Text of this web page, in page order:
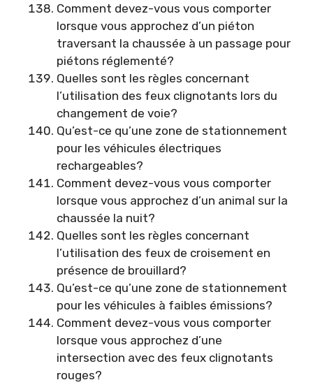
Comment devez-vous vous comporter
lorsque vous approchez d’un piéton
traversant la chaussée à un passage pour
piétons réglementé?
Quelles sont les règles concernant
l’utilisation des feux clignotants lors du
changement de voie?
Qu’est-ce qu’une zone de stationnement
pour les véhicules électriques
rechargeables?
Comment devez-vous vous comporter
lorsque vous approchez d’un animal sur la
chaussée la nuit?
Quelles sont les règles concernant
l’utilisation des feux de croisement en
présence de brouillard?
Qu’est-ce qu’une zone de stationnement
pour les véhicules à faibles émissions?
Comment devez-vous vous comporter
lorsque vous approchez d’une
intersection avec des feux clignotants
rouges?